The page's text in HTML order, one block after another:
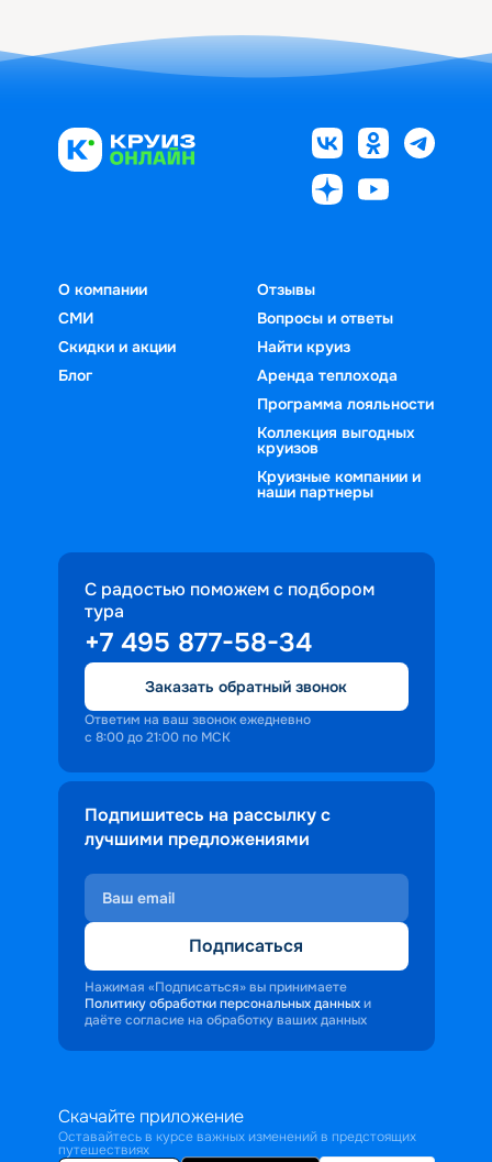
О компании
СМИ
Скидки и акции
Блог
Отзывы
Вопросы и ответы
Найти круиз
Аренда теплохода
Программа лояльности
Коллекция выгодных
круизов
Круизные компании и
наши партнеры
С радостью поможем с подбором
тура
+7 495 877-58-34
Заказать обратный звонок
Ответим на ваш звонок ежедневно
с 8:00 до 21:00 по МСК
Подпишитесь на рассылку с
лучшими предложениями
Подписаться
Нажимая «Подписаться» вы принимаете
Политику обработки персональных данных и
даёте согласие на обработку ваших данных
Скачайте приложение
Оставайтесь в курсе важных изменений в предстоящих
путешествиях